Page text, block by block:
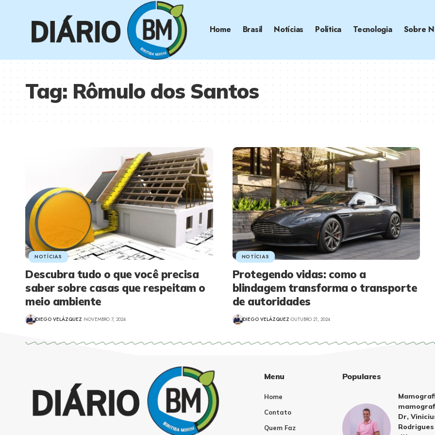
Home Brasil Notícias Política Tecnologia Sobre
Tag:Rômulo dos Santos
NOTÍCIAS
Descubra tudo o que você precisa
saber sobre casas que respeitam o
meio ambiente
DIEGO VELÁZQUEZ NOVEMBRO 7, 2024
NOTÍCIAS
Protegendo vidas: como a
blindagem transforma o transporte
de autoridades
DIEGO VELÁZQUEZ OUTUBRO 21, 2024
Menu
Home
Contato
Quem Faz
Populares
Dr,